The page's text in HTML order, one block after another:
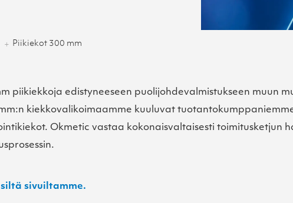
+ Piikiekot 300 mm
piikiekkoja edistyneeseen puolijohdevalmistukseen muun
kiekkovalikoimaamme kuuluvat
Okmetic vastaa kokonaisvaltaisesti toimitusketjun
sivuiltamme.